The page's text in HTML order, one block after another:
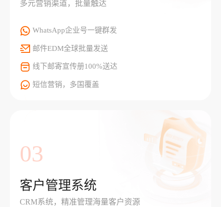
多元营销渠道，批量触达
WhatsApp企业号一键群发
邮件EDM全球批量发送
线下邮寄宣传册100%送达
短信营销，多国覆盖
03
客户管理系统
CRM系统，精准管理海量客户资源